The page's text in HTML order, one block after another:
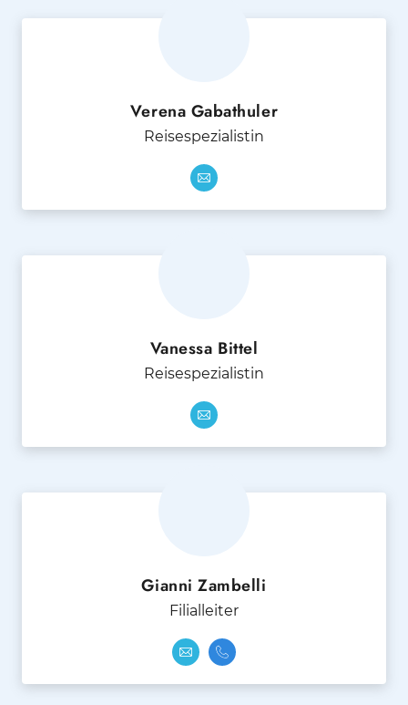
Verena Gabathuler
Reisespezialistin
Vanessa Bittel
Reisespezialistin
Gianni Zambelli
Filialleiter